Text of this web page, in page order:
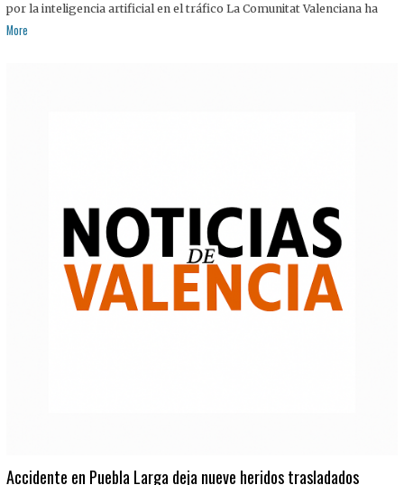
por la inteligencia artificial en el tráfico La Comunitat Valenciana ha
More
Accidente en Puebla Larga deja nueve heridos trasladados